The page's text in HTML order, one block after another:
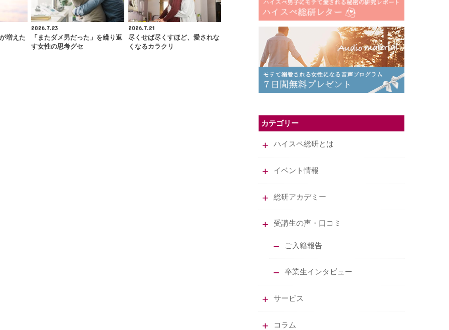
増えた
2026.7.23
「またダメ男だった」を繰り返
す女性の思考グセ
2026.7.21
尽くせば尽くすほど、愛されな
くなるカラクリ
カテゴリー
ハイスペ総研とは
イベント情報
総研アカデミー
受講生の声・口コミ
ご入籍報告
卒業生インタビュー
サービス
コラム